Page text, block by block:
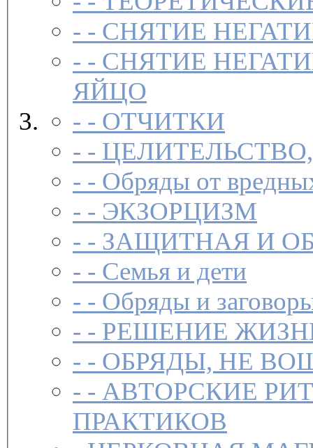
- - СНЯТИЕ
- - СНЯТИЕ
ЯЙЦО
- - ОТЧИТКИ
- -
- - Обряды от
- - ЭКЗОРЦИЗМ
- - ЗАЩИТНАЯ И
- - Семья и дети
- - Обряды и
- - РЕШЕНИЕ
- - ОБРЯДЫ, НЕ
- - АВТОРСКИЕ
ПРАКТИКОВ